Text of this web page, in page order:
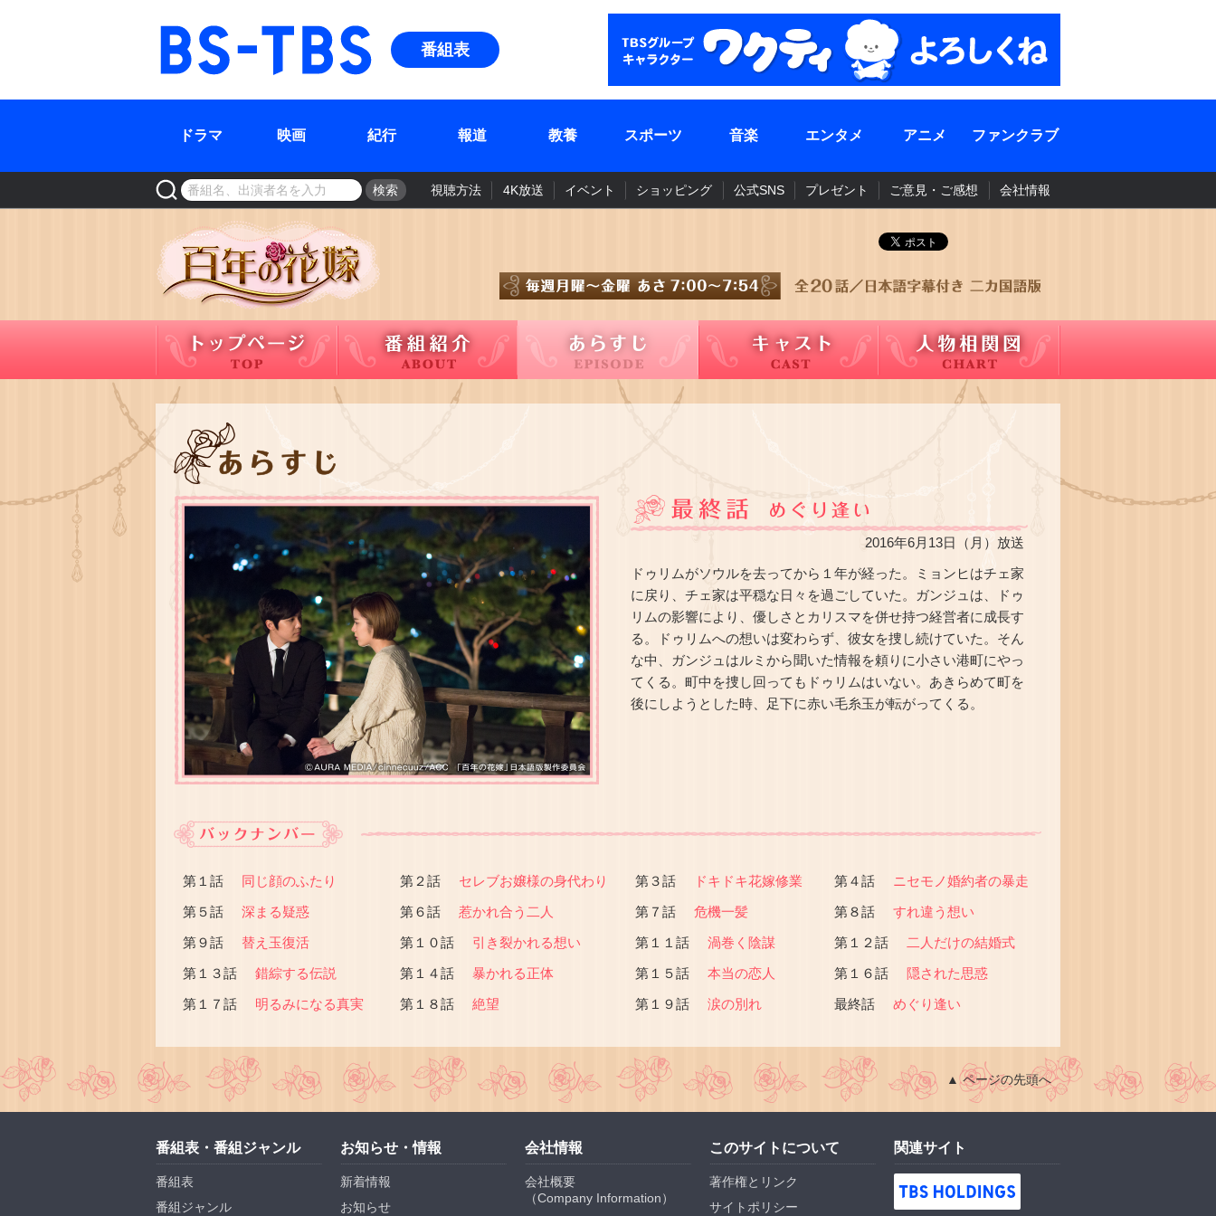
BS-TBS
番組表
ドラマ 映画 紀行 報道 教養 スポーツ 音楽 エンタメ アニメ ファンクラブ
検索 視聴方法 4K放送 イベント ショッピング 公式SNS プレゼント ご意見・ご感想 会社情報
2016年6月13日（月）放送
ドゥリムがソウルを去ってから１年が経った。ミョンヒはチェ家
に戻り、チェ家は平穏な日々を過ごしていた。ガンジュは、ドゥ
リムの影響により、優しさとカリスマを併せ持つ経営者に成長す
る。ドゥリムへの想いは変わらず、彼女を捜し続けていた。そん
な中、ガンジュはルミから聞いた情報を頼りに小さい港町にやっ
てくる。町中を捜し回ってもドゥリムはいない。あきらめて町を
後にしようとした時、足下に赤い毛糸玉が転がってくる。
第１話 同じ顔のふたり 第２話 セレブお嬢様の身代わり 第３話 ドキドキ花嫁修業 第４話
ニセモノ婚約者の暴走
第５話
深まる疑惑 第６話 惹かれ合う二人 第７話 危機一髪 第８話
すれ違う想い
第９話
替え玉復活 第１０話 引き裂かれる想い 第１１話 渦巻く陰謀 第１２話
二人だけの結婚式
第１３話
錯綜する伝説 第１４話 暴かれる正体 第１５話 本当の恋人 第１６話
隠された思惑
第１７話
明るみになる真実 第１８話 絶望 第１９話 涙の別れ 最終話 めぐり逢い
▲ ページの先頭へ
番組表・番組ジャンル
番組表
番組ジャンル
お知らせ・情報
新着情報
お知らせ
会社情報
会社概要
（Company Information）
このサイトについて
著作権とリンク
サイトポリシー
関連サイト